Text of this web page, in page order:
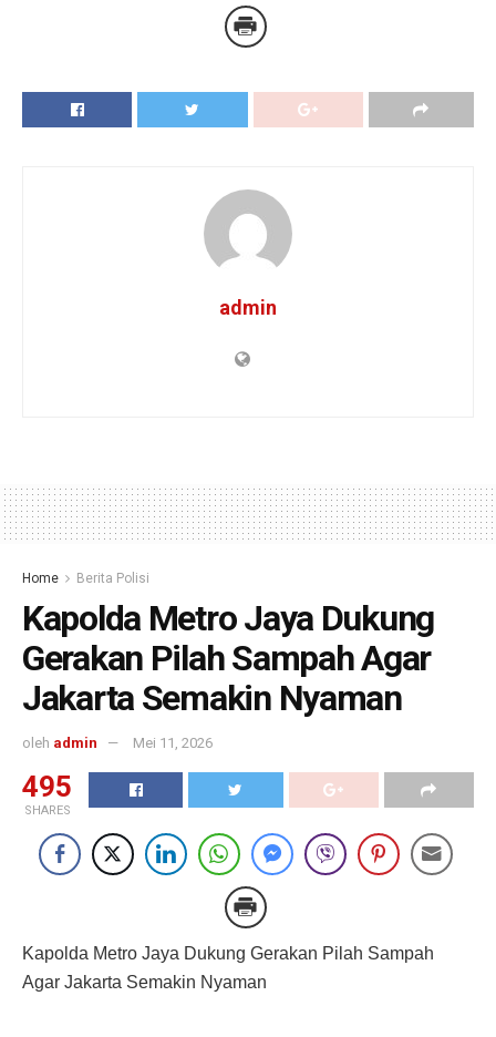
admin
Home Berita Polisi
Kapolda Metro Jaya Dukung
Gerakan Pilah Sampah Agar
Jakarta Semakin Nyaman
oleh admin Mei 11, 2026
495
SHARES
Kapolda Metro Jaya Dukung Gerakan Pilah Sampah
Agar Jakarta Semakin Nyaman